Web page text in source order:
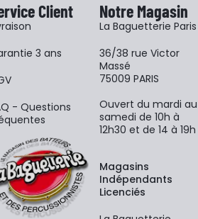
Client
3 ans
- Questions
Notre Magasin
La Baguetterie Paris
36/38 rue Victor
Massé
75009 PARIS
Ouvert du mardi au
samedi de 10h à
12h30 et de 14 à 19h
Magasins
Indépendants
Licenciés